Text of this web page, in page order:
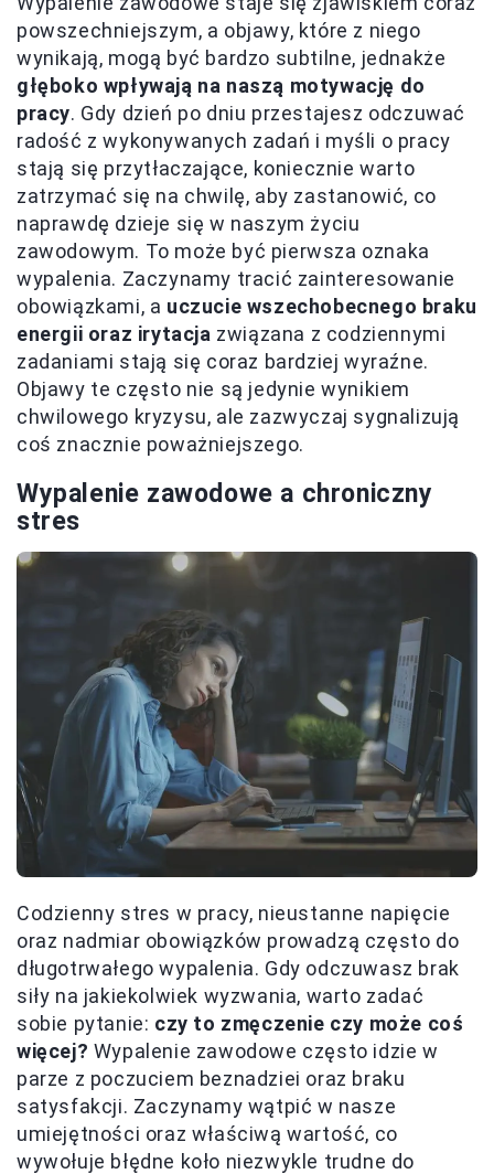
powszechniejszym, a objawy, które z niego
wynikają, mogą być bardzo subtilne, jednakże
głęboko wpływają na naszą motywację do
pracy. Gdy dzień po dniu przestajesz odczuwać
radość z wykonywanych zadań i myśli o pracy
stają się przytłaczające, koniecznie warto
zatrzymać się na chwilę, aby zastanowić, co
naprawdę dzieje się w naszym życiu
zawodowym. To może być pierwsza oznaka
wypalenia. Zaczynamy tracić zainteresowanie
obowiązkami, a uczucie wszechobecnego braku
energii oraz irytacja związana z codziennymi
zadaniami stają się coraz bardziej wyraźne.
Objawy te często nie są jedynie wynikiem
chwilowego kryzysu, ale zazwyczaj sygnalizują
coś znacznie poważniejszego.
Wypalenie zawodowe a chroniczny
stres
Codzienny stres w pracy, nieustanne napięcie
oraz nadmiar obowiązków prowadzą często do
długotrwałego wypalenia. Gdy odczuwasz brak
siły na jakiekolwiek wyzwania, warto zadać
sobie pytanie: czy to zmęczenie czy może coś
więcej? Wypalenie zawodowe często idzie w
parze z poczuciem beznadziei oraz braku
satysfakcji. Zaczynamy wątpić w nasze
umiejętności oraz właściwą wartość, co
wywołuje błędne koło niezwykle trudne do